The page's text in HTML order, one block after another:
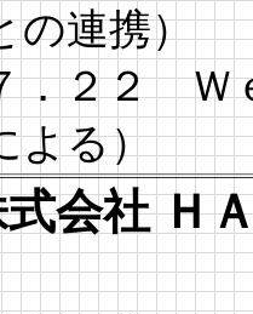
の連携）
ｅｂか
よる）
式会社 Ｈ